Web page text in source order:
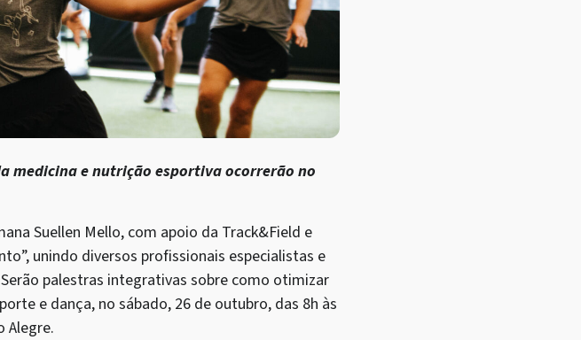
medicina e nutrição esportiva ocorrerão no
Suellen Mello, com apoio da Track&Field e
unindo diversos profissionais especialistas e
palestras integrativas sobre como otimizar
e dança, no sábado, 26 de outubro, das 8h às
Alegre.